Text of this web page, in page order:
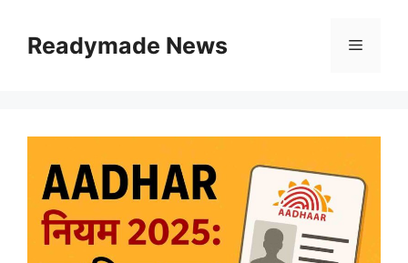
contentReadymade News Menu